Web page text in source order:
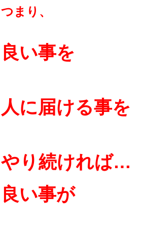
つまり、
良い事を
人に届ける事を
やり続ければ…
良い事が